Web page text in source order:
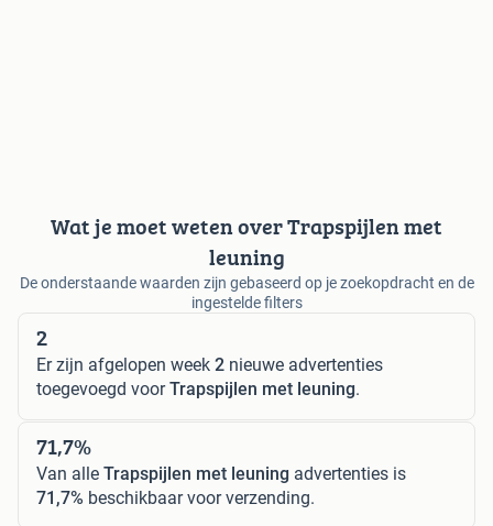
Wat je moet weten over Trapspijlen met
leuning
De onderstaande waarden zijn gebaseerd op je zoekopdracht en de
ingestelde filters
2
Er zijn afgelopen week 2 nieuwe advertenties
toegevoegd voorTrapspijlen met leuning.
71,7%
Van alle Trapspijlen met leuning advertenties is
71,7% beschikbaar voor verzending.